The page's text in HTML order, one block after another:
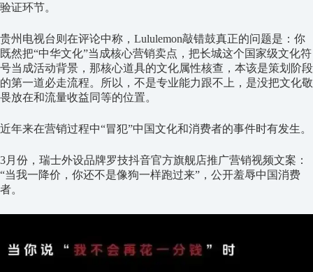
验证环节。
贵州电视台则在评论中称，Lululemon敲错鼓真正的问题是：你
既然把“中华文化”当成核心营销卖点，把长城这个国家级文化符
号当成活动背景，那核心道具的文化属性核查，本该是策划阶段
的第一道必走流程。所以，不是专业能力跟不上，是没把文化敬
畏放在和流量收益同等的位置。
近年来在营销过程中“冒犯”中国文化和消费者的事件时有发生。
3月份，瑞士外设品牌罗技抖音官方旗舰店推广营销视频文案：
“当我一降价，你还不是像狗一样跑过来”，公开羞辱中国消费
者。